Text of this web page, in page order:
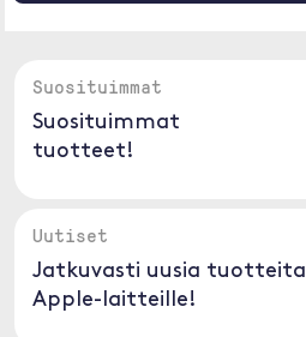
Suosituimmat
Suosituimmat
tuotteet!
Uutiset
Jatkuvasti uusia tuotteita
Apple-laitteille!